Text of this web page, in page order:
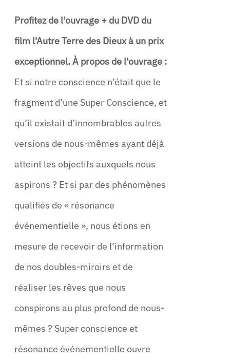
Profitez de l'ouvrage + du DVD du
film l'Autre Terre des Dieux à un prix
exceptionnel.À propos de l'ouvrage :
Et si notre conscience n’était que le
fragment d’une Super Conscience, et
qu’il existait d’innombrables autres
versions de nous-mêmes ayant déjà
atteint les objectifs auxquels nous
aspirons ? Et si par des phénomènes
qualifiés de « résonance
événementielle », nous étions en
mesure de recevoir de l’information
de nos doubles-miroirs et de
réaliser les rêves que nous
conspirons au plus profond de nous-
mêmes ? Super conscience et
résonance événementielle ouvre